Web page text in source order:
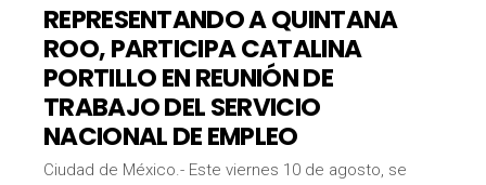
REPRESENTANDO A QUINTANA
ROO, PARTICIPA CATALINA
PORTILLO EN REUNIÓN DE
TRABAJO DEL SERVICIO
NACIONAL DE EMPLEO
Ciudad de México.- Este viernes 10 de agosto, se